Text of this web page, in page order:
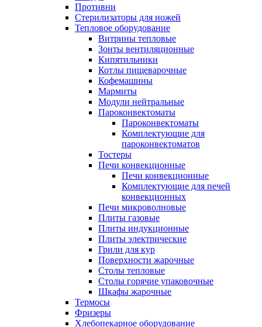
Противни
Стерилизаторы для ножей
Тепловое оборудование
Витрины тепловые
Зонты вентиляционные
Кипятильники
Котлы пищеварочные
Кофемашины
Мармиты
Модули нейтральные
Пароконвектоматы
Пароконвектоматы
Комплектующие для
пароконвектоматов
Тостеры
Печи конвекционные
Печи конвекционные
Комплектующие для печей
конвекционных
Печи микроволновые
Плиты газовые
Плиты индукционные
Плиты электрические
Грили для кур
Поверхности жарочные
Столы тепловые
Столы горячие упаковочные
Шкафы жарочные
Термосы
Фризеры
Хлебопекарное оборудование